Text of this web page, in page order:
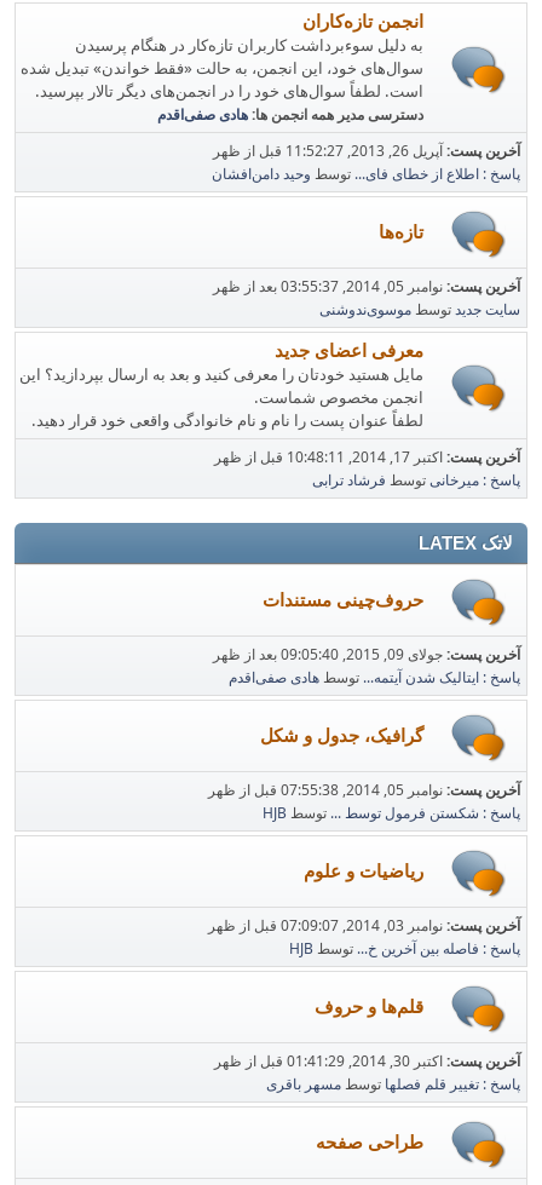
انجمن تازه‌کاران
به دلیل سوء‌برداشت کاربران تازه‌کار در هنگام پرسیدن
سوال‌های خود، این انجمن، به حالت «فقط خواندن» تبدیل شده
است. لطفاً سوال‌های خود را در انجمن‌های دیگر تالار بپرسید.
دسترسی مدیر همه انجمن ها:هادی صفی‌اقدم
آخرین پست:آپریل 26, 2013, 11:52:27 قبل از ظهر
پاسخ : اطلاع از خطای فای... توسط وحید دامن‌افشان
تازه‌ها
آخرین پست:نوامبر 05, 2014, 03:55:37 بعد از ظهر
سایت جدیدتوسطموسوی‌ندوشنی
معرفی اعضای جدید
مایل هستید خودتان را معرفی کنید و بعد به ارسال بپردازید؟ این
انجمن مخصوص شماست.
لطفاً عنوان پست را نام و نام خانوادگی واقعی خود قرار دهید.
آخرین پست:اکتبر 17, 2014, 10:48:11 قبل از ظهر
پاسخ : میرخانیتوسط فرشاد ترابی
لاتک LATEX
حروف‌چینی مستندات
آخرین پست:جولای 09, 2015, 09:05:40 بعد از ظهر
پاسخ : ایتالیک شدن آیتمه... توسطهادی صفی‌اقدم
گرافیک، جدول و شکل
آخرین پست:نوامبر 05, 2014, 07:55:38 قبل از ظهر
پاسخ : شکستن فرمول توسط ... توسط HJB
ریاضیات و علوم
آخرین پست:نوامبر 03, 2014, 07:09:07 قبل از ظهر
پاسخ : فاصله بین آخرین خ... توسط HJB
قلم‌ها و حروف
آخرین پست:اکتبر 30, 2014, 01:41:29 قبل از ظهر
پاسخ : تغییر قلم فصلها توسطمسهر باقری
طراحی صفحه